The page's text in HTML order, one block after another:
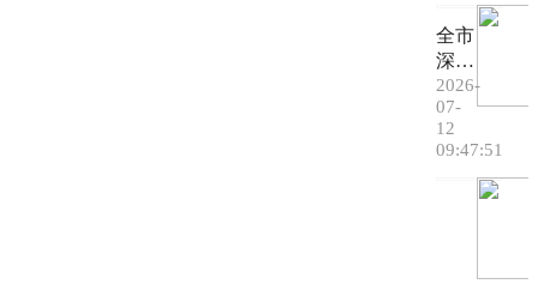
莞：
你学
会用
这个
字就
全市
深化
校服
市场
化改
革推
2026-
07-
12
09:47:51